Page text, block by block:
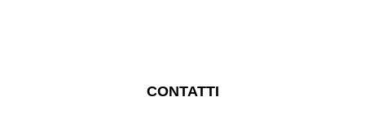
CONTATTI